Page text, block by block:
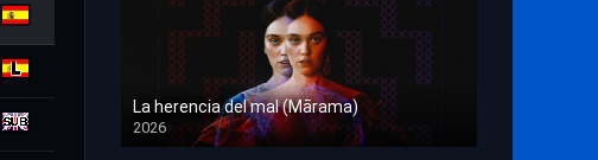
La herencia del mal (Mārama)
2026
HD 1080p